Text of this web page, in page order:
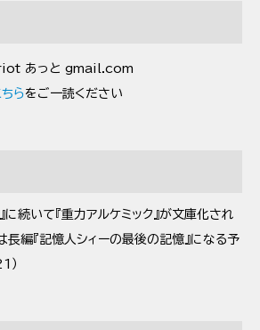
あっと gmail.com
ちらをご一読ください
に続いて『重力アルケミック』が文庫化され
長編『記憶人シィーの最後の記憶』になる予
）